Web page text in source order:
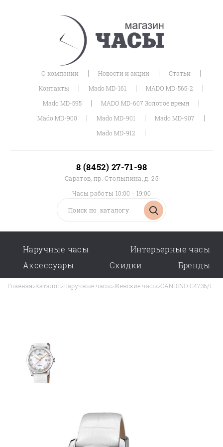
О компании | Новости и акции | Статьи |
Контакты | Mado MD-161 | MADO MD-565-2 |
Mado MD-595 | MADO MD-607 Золотое время |
Mado MD-900 | Mado MD-901 | Mado MD-907 |
Mado MD-912 |
8 (8452) 27-71-98
Саратов, пр. Столыпина, д. 25
Часы работы 10:00 - 19:00
Наручные часы
Интерьерные часы
Аксессуары
Скидки Бренды
Главная>Каталог>Наручные часы>Женские часы>CANDINO C4736/1